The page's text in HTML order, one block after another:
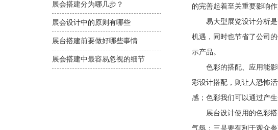
展会搭建分为哪几步？
展会设计中的原则有哪些
展台搭建前要做好哪些事情
展会搭建中最容易忽视的细节
的完善起着至关重要影响
易大型展览设计分析是
机遇，同时也节省了公司
示产品。
色彩的搭配、应用能影
彩设计搭配，则让人恐怖
感；色彩我们可以通过产
展台设计使用的色彩搭
气氛；三是要有利于观众